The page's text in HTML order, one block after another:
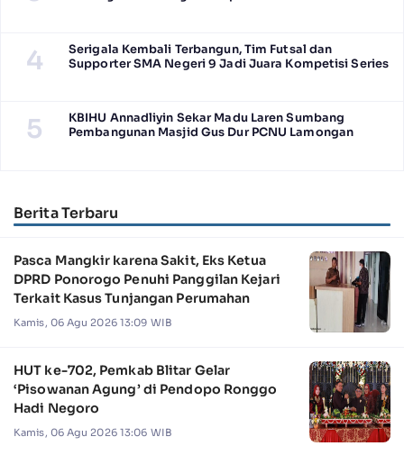
4
Serigala Kembali Terbangun, Tim Futsal dan
Supporter SMA Negeri 9 Jadi Juara Kompetisi Series
5
KBIHU Annadliyin Sekar Madu Laren Sumbang
Pembangunan Masjid Gus Dur PCNU Lamongan
Berita Terbaru
Pasca Mangkir karena Sakit, Eks Ketua
DPRD Ponorogo Penuhi Panggilan Kejari
Terkait Kasus Tunjangan Perumahan
Kamis, 06 Agu 2026 13:09 WIB
HUT ke-702, Pemkab Blitar Gelar
‘Pisowanan Agung’ di Pendopo Ronggo
Hadi Negoro
Kamis, 06 Agu 2026 13:06 WIB